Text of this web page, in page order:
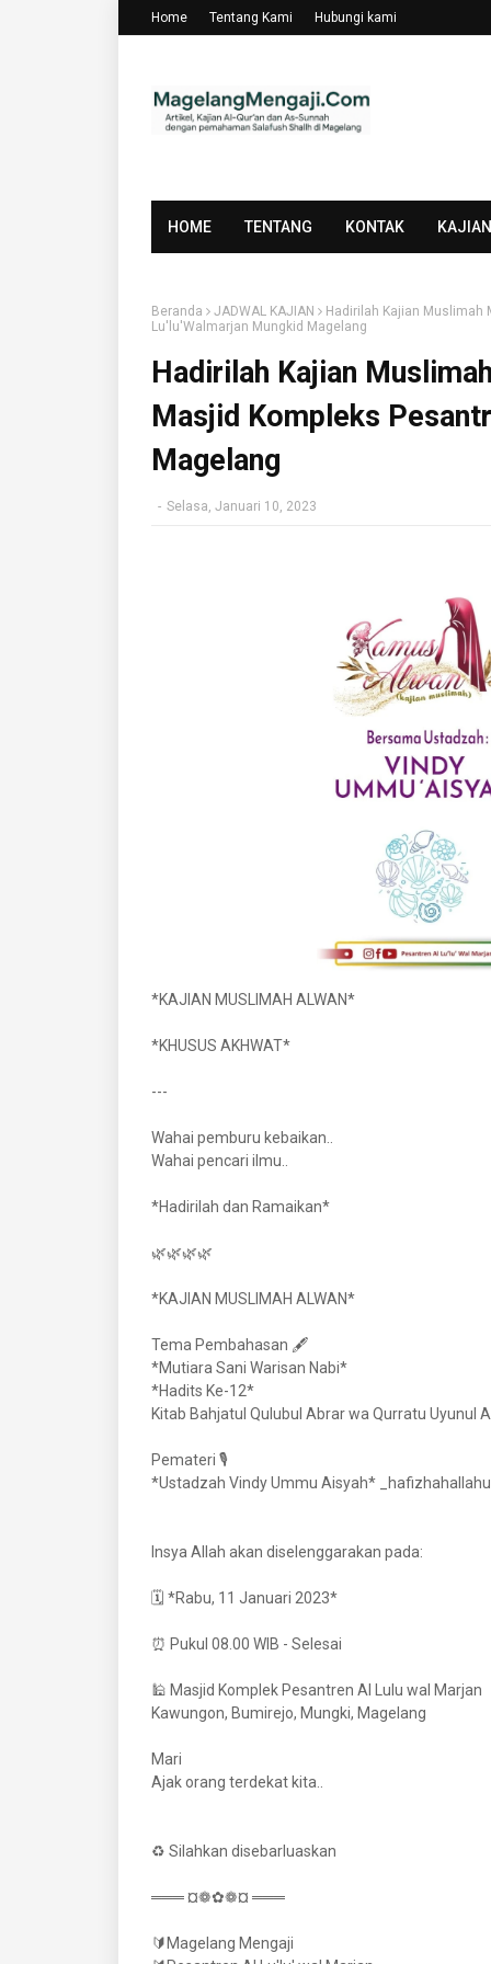
Home Tentang Kami Hubungi kami
HOME TENTANG KONTAK KAJIAN
Beranda JADWAL KAJIAN
Hadirilah Kajian Muslimah
Lu'lu'Walmarjan Mungkid Magelang
Hadirilah Kajian
Masjid Kompleks
Magelang
- Selasa, Januari 10, 2023
*KAJIAN MUSLIMAH ALWAN*
*KHUSUS AKHWAT*
---
Wahai pemburu kebaikan..
Wahai pencari ilmu..
*Hadirilah dan Ramaikan*
🌿🌿🌿🌿
*KAJIAN MUSLIMAH ALWAN*
Tema Pembahasan 🖋️
*Mutiara Sani Warisan Nabi*
*Hadits Ke-12*
Kitab Bahjatul Qulubul Abrar wa Qurratu Uyunul
Pemateri 🎙️
*Ustadzah Vindy Ummu Aisyah*
Insya Allah akan diselenggarakan pada:
🗓 *Rabu, 11 Januari 2023*
⏰ Pukul 08.00 WIB - Selesai
🕌 Masjid Komplek Pesantren Al Lulu wal Marjan
Kawungon, Bumirejo, Mungki, Magelang
Mari
Ajak orang terdekat kita..
♻ Silahkan disebarluaskan
═══ ¤❁✿❁¤ ═══
🔰Magelang Mengaji